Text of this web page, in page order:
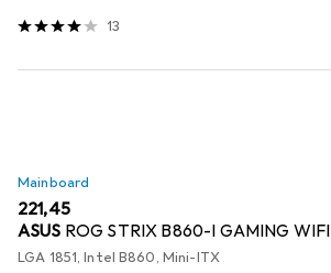
13
Mainboard
EUR
221,45
ASUS ROG STRIX B860-I GAMING WIFI
LGA 1851, Intel B860, Mini-ITX